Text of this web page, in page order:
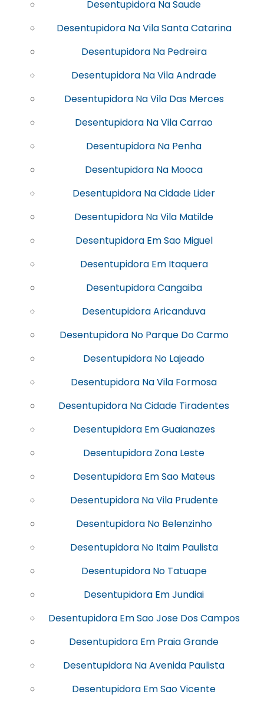
Desentupidora Na Saude
Desentupidora Na Vila Santa Catarina
Desentupidora Na Pedreira
Desentupidora Na Vila Andrade
Desentupidora Na Vila Das Merces
Desentupidora Na Vila Carrao
Desentupidora Na Penha
Desentupidora Na Mooca
Desentupidora Na Cidade Lider
Desentupidora Na Vila Matilde
Desentupidora Em Sao Miguel
Desentupidora Em Itaquera
Desentupidora Cangaiba
Desentupidora Aricanduva
Desentupidora No Parque Do Carmo
Desentupidora No Lajeado
Desentupidora Na Vila Formosa
Desentupidora Na Cidade Tiradentes
Desentupidora Em Guaianazes
Desentupidora Zona Leste
Desentupidora Em Sao Mateus
Desentupidora Na Vila Prudente
Desentupidora No Belenzinho
Desentupidora No Itaim Paulista
Desentupidora No Tatuape
Desentupidora Em Jundiai
Desentupidora Em Sao Jose Dos Campos
Desentupidora Em Praia Grande
Desentupidora Na Avenida Paulista
Desentupidora Em Sao Vicente